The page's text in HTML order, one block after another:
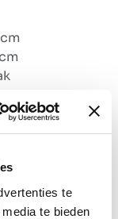
te
te bieden
vanuit het dak
en
grond. Wordt
en/of buiten